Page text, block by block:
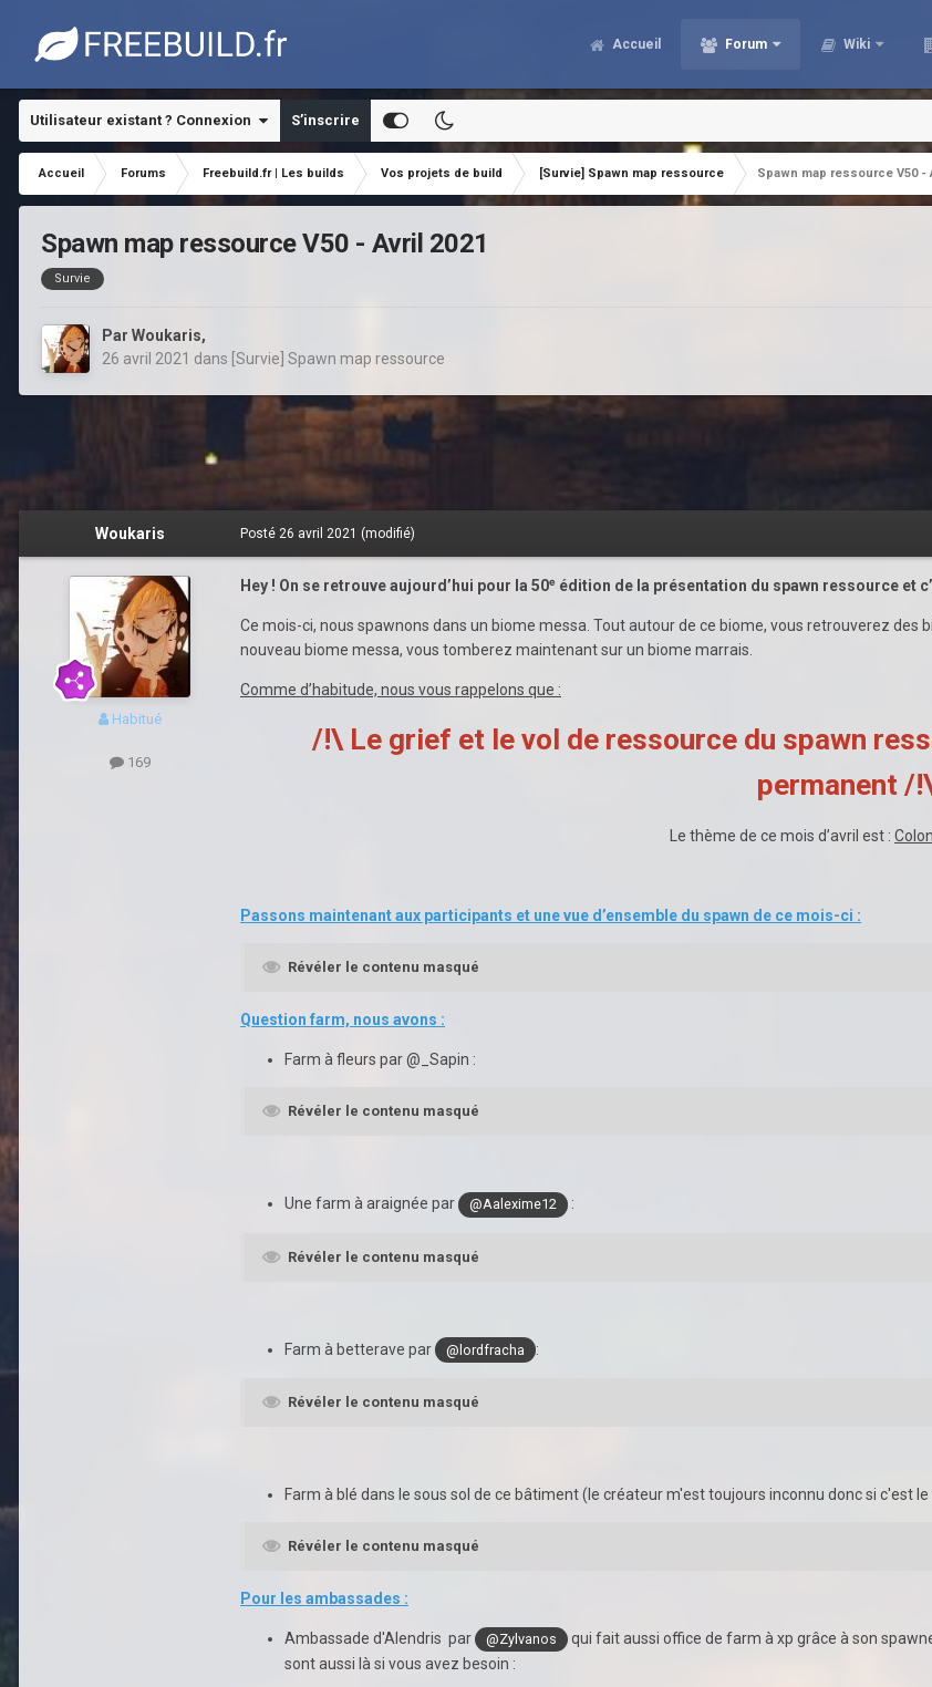
Accueil Forum Wiki
Utilisateur existant ? Connexion S’inscrire
Accueil Forums Freebuild.fr | Les builds Vos projets de build [Survie] Spawn map ressource
Spawn map ressource V50 -
Spawn map ressource V50 - Avril 2021
Survie
Par Woukaris,
26 avril 2021 dans [Survie] Spawn map ressource
Woukaris
Habitué
169
Posté 26 avril 2021 (modifié)
Hey ! On se retrouve aujourd’hui pour la 50ᵉ édition de la présentation du spawn ressource et
Ce mois-ci, nous spawnons dans un biome messa. Tout autour de ce biome, vous retrouverez des
nouveau biome messa, vous tomberez maintenant sur un biome marrais.
Comme d’habitude, nous vous rappelons que :
/!\ Le grief et le vol de ressource du spawn
permanent /
Le thème de ce mois d’avril est :
Passons maintenant aux participants et une vue d’ensemble du spawn de ce mois-ci :
Révéler le contenu masqué
Question farm, nous avons :
Farm à fleurs par @_Sapin :
Révéler le contenu masqué
Une farm à araignée par @Aalexime12 :
Révéler le contenu masqué
Farm à betterave par @lordfracha :
Révéler le contenu masqué
Farm à blé dans le sous sol de ce bâtiment (le créateur m'est toujours inconnu donc si c'est
Révéler le contenu masqué
Pour les ambassades :
Ambassade d'Alendris par @Zylvanos
qui fait aussi office de farm à xp grâce à son
sont aussi là si vous avez besoin :